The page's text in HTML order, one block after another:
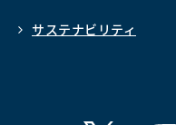
サステナビリティ